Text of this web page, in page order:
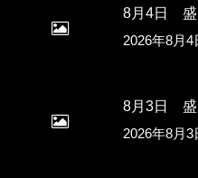
8月4日 盛
2026年8月4
8月3日 盛
2026年8月3